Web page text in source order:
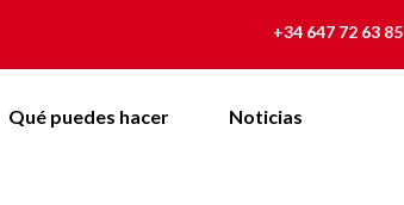
+34 647 72 63 85
Qué puedes hacer Noticias